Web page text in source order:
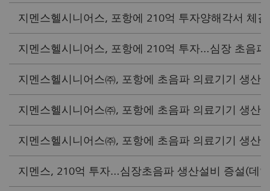
지멘스헬시니어스, 포항에 210억 투자양해각서 체
지멘스헬시니어스, 포항에 210억 투자…심장 초음
지멘스헬시니어스㈜, 포항에 초음파 의료기기 생산
지멘스헬시니어스㈜, 포항에 초음파 의료기기 생산
지멘스헬시니어스㈜, 포항에 초음파 의료기기 생산
지멘스, 210억 투자…심장초음파 생산설비 증설(데